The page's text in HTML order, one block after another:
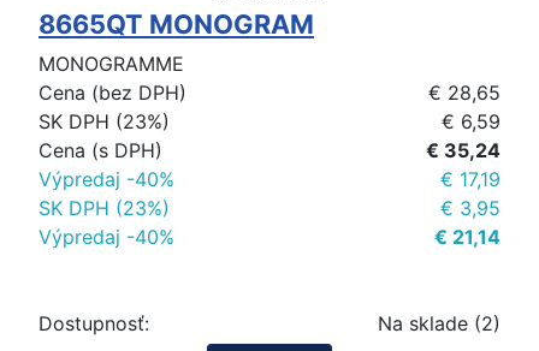
8665QT MONOGRAM
MONOGRAMME
Cena (bez DPH)
€ 28,65
SK DPH (23%)
€ 6,59
Cena (s DPH)
€ 35,24
Výpredaj -40%
€ 17,19
SK DPH (23%)
€ 3,95
Výpredaj -40%
€ 21,14
Dostupnosť: Na sklade (2)